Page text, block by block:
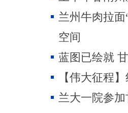
兰州牛肉拉
空间
蓝图已绘就
【伟大征程
兰大一院参